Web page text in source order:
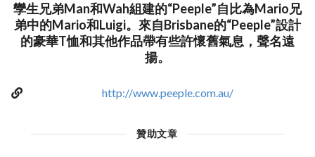
孿生兄弟Man和Wah組建的“Peeple”自比為Mario兄
弟中的Mario和Luigi。來自Brisbane的“Peeple”設計
的豪華T恤和其他作品帶有些許懷舊氣息，聲名遠
揚。
http://www.peeple.com.au/
贊助文章